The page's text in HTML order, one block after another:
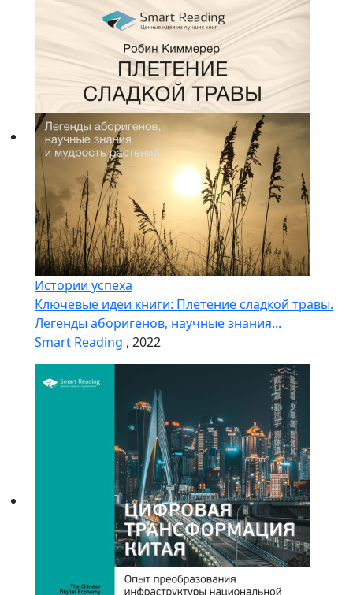
Истории успеха
Ключевые идеи книги: Плетение сладкой травы.
Легенды аборигенов, научные знания...
Smart Reading , 2022